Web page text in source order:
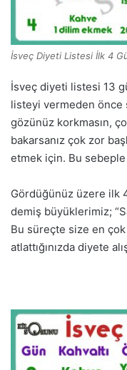
İsveç Diyeti Listesi İlk 4
İsveç diyeti listesi 13
listeyi vermeden önce
gözünüz korkmasın,
bakarsanız çok zor
etmek için. Bu
Gördüğünüz üzere ilk
demiş büyüklerimiz;
Bu süreçte size en çok
atlattığınızda diyete